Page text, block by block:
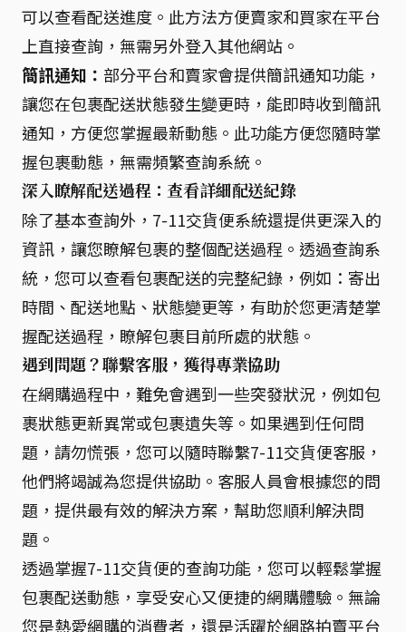
可以查看配送進度。此方法方便賣家和買家在平台
上直接查詢，無需另外登入其他網站。
簡訊通知： 部分平台和賣家會提供簡訊通知功能，
讓您在包裹配送狀態發生變更時，能即時收到簡訊
通知，方便您掌握最新動態。此功能方便您隨時掌
握包裹動態，無需頻繁查詢系統。
深入瞭解配送過程：查看詳細配送紀錄
除了基本查詢外，7-11交貨便系統還提供更深入的
資訊，讓您瞭解包裹的整個配送過程。透過查詢系
統，您可以查看包裹配送的完整紀錄，例如：寄出
時間、配送地點、狀態變更等，有助於您更清楚掌
握配送過程，瞭解包裹目前所處的狀態。
遇到問題？聯繫客服，獲得專業協助
在網購過程中，難免會遇到一些突發狀況，例如包
裹狀態更新異常或包裹遺失等。如果遇到任何問
題，請勿慌張，您可以隨時聯繫7-11交貨便客服，
他們將竭誠為您提供協助。客服人員會根據您的問
題，提供最有效的解決方案，幫助您順利解決問
題。
透過掌握7-11交貨便的查詢功能，您可以輕鬆掌握
包裹配送動態，享受安心又便捷的網購體驗。無論
您是熱愛網購的消費者，還是活躍於網路拍賣平台